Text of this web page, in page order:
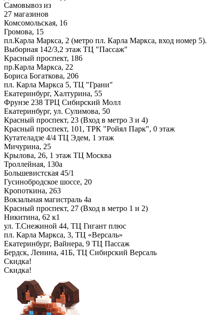
Самовывоз из
27 магазинов
Комсомольская, 16
Громова, 15
пл.Карла Маркса, 2 (метро пл. Карла Маркса, вход номер 5).
Выборная 142/3,2 этаж ТЦ "Пассаж"
Красный проспект, 186
пр.Карла Маркса, 22
Бориса Богаткова, 206
пл. Карла Маркса 5, ТЦ "Грани"
Екатеринбург, Халтурина, 55
Фрунзе 238 ТРЦ Сибирский Молл
Екатеринбург, ул. Сулимова, 50
Красный проспект, 23 (Вход в метро 3 и 4)
Красный проспект, 101, ТРК "Ройял Парк", 0 этаж
Кутателадзе 4/4 ТЦ Эдем, 1 этаж
Мичурина, 25
Крылова, 26, 1 этаж ТЦ Москва
Троллейная, 130а
Большевистская 45/1
Гусинобродское шоссе, 20
Кропоткина, 263
Вокзальная магистраль 4а
Красный проспект, 27 (Вход в метро 1 и 2)
Никитина, 62 к1
ул. Т.Снежиной 44, ТЦ Гигант плюс
пл. Карла Маркса, 3, ТЦ «Версаль»
Екатеринбург, Вайнера, 9 ТЦ Пассаж
Бердск, Ленина, 41Б, ТЦ Сибирский Версаль
Скидка!
Скидка!